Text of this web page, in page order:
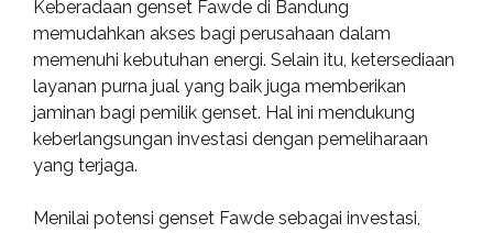
Keberadaan genset Fawde di Bandung
memudahkan akses bagi perusahaan dalam
memenuhi kebutuhan energi. Selain itu, ketersediaan
layanan purna jual yang baik juga memberikan
jaminan bagi pemilik genset. Hal ini mendukung
keberlangsungan investasi dengan pemeliharaan
yang terjaga.
Menilai potensi genset Fawde sebagai investasi,